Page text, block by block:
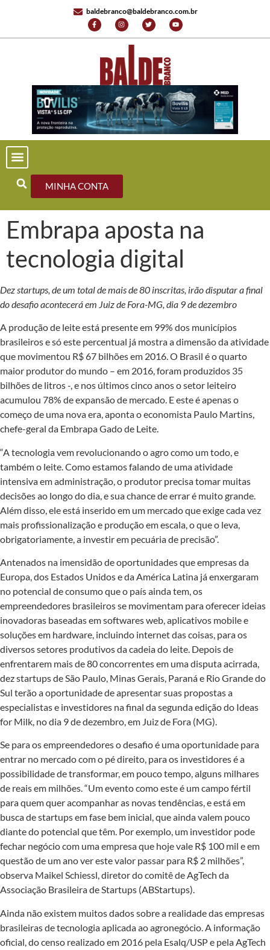
baldebranco@baldebranco.com.br
MINHA CONTA
Embrapa aposta na
tecnologia digital
Dez startups, de um total de mais de 80 inscritas, irão disputar a final
do desafio acontecerá em Juiz de Fora-MG, dia 9 de dezembro
A produção de leite está presente em 99% dos municípios
brasileiros e só este percentual já mostra a dimensão da atividade
que movimentou R$ 67 bilhões em 2016. O Brasil é o quarto
maior produtor do mundo – em 2016, foram produzidos 35
bilhões de litros -, e nos últimos cinco anos o setor leiteiro
acumulou 78% de expansão de mercado. E este é apenas o
começo de uma nova era, aponta o economista Paulo Martins,
chefe-geral da Embrapa Gado de Leite.
“A tecnologia vem revolucionando o agro como um todo, e
também o leite. Como estamos falando de uma atividade
intensiva em administração, o produtor precisa tomar muitas
decisões ao longo do dia, e sua chance de errar é muito grande.
Além disso, ele está inserido em um mercado que exige cada vez
mais profissionalização e produção em escala, o que o leva,
obrigatoriamente, a investir em pecuária de precisão”.
Antenados na imensidão de oportunidades que empresas da
Europa, dos Estados Unidos e da América Latina já enxergaram
no potencial de consumo que o país ainda tem, os
empreendedores brasileiros se movimentam para oferecer ideias
inovadoras baseadas em softwares web, aplicativos mobile e
soluções em hardware, incluindo internet das coisas, para os
diversos setores produtivos da cadeia do leite. Depois de
enfrentarem mais de 80 concorrentes em uma disputa acirrada,
dez startups de São Paulo, Minas Gerais, Paraná e Rio Grande do
Sul terão a oportunidade de apresentar suas propostas a
especialistas e investidores na final da segunda edição do Ideas
for Milk, no dia 9 de dezembro, em Juiz de Fora (MG).
Se para os empreendedores o desafio é uma oportunidade para
entrar no mercado com o pé direito, para os investidores é a
possibilidade de transformar, em pouco tempo, alguns milhares
de reais em milhões. “Um evento como este é um campo fértil
para quem quer acompanhar as novas tendências, e está em
busca de startups em fase bem inicial, que ainda valem pouco
diante do potencial que têm. Por exemplo, um investidor pode
fechar negócio com uma empresa que hoje vale R$ 100 mil e em
questão de um ano ver este valor passar para R$ 2 milhões”,
observa Maikel Schiessl, diretor do comitê de AgTech da
Associação Brasileira de Startups (ABStartups).
Ainda não existem muitos dados sobre a realidade das empresas
brasileiras de tecnologia aplicada ao agronegócio. A informação
oficial, do censo realizado em 2016 pela Esalq/USP e pela AgTech